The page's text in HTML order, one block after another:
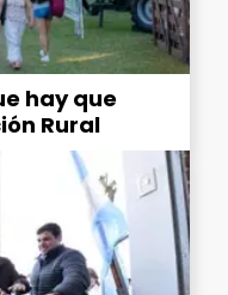
hay que
Rural